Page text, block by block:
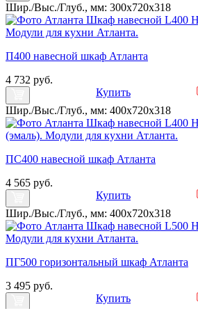
Шир./Выс./Глуб., мм: 300x720x318
П400 навесной шкаф Атланта
4 732 руб.
Купить
Шир./Выс./Глуб., мм: 400x720x318
ПС400 навесной шкаф Атланта
4 565 руб.
Купить
Шир./Выс./Глуб., мм: 400x720x318
ПГ500 горизонтальный шкаф Атланта
3 495 руб.
Купить